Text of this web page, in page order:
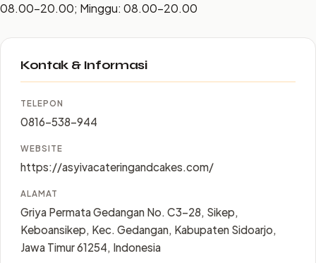
08.00–20.00; Minggu: 08.00–20.00
Kontak & Informasi
TELEPON
0816-538-944
WEBSITE
https://asyivacateringandcakes.com/
ALAMAT
Griya Permata Gedangan No. C3-28, Sikep,
Keboansikep, Kec. Gedangan, Kabupaten Sidoarjo,
Jawa Timur 61254, Indonesia